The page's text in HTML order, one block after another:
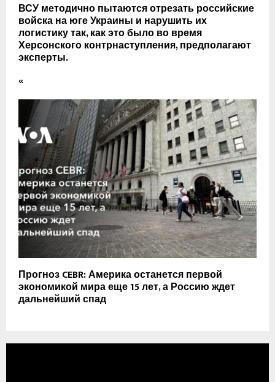
ВСУ методично пытаются отрезать российские
войска на юге Украины и нарушить их
логистику так, как это было во время
Херсонского контрнаступления, предполагают
эксперты.
«
Прогноз CEBR: Америка останется первой
экономикой мира еще 15 лет, а Россию ждет
дальнейший спад